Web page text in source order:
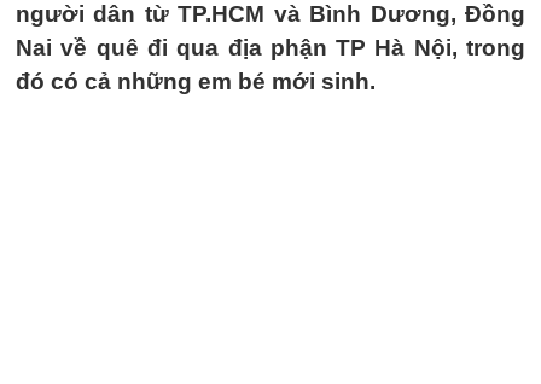
người dân từ TP.HCM và Bình Dương, Đồng
Nai về quê đi qua địa phận TP Hà Nội, trong
đó có cả những em bé mới sinh.